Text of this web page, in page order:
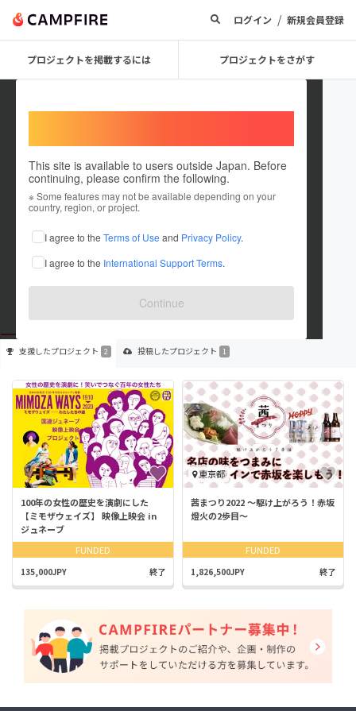
ログイン / 新規会員登録
プロジェクトを掲載するには プロジェクトをさがす
This site is available to users outside Japan. Before
continuing, please confirm the following.
※ Some features may not be available depending on your
country, region, or project.
I agree to the Terms of Use and Privacy Policy.
I agree to the International Support Terms.
Continue
fumit
これまでに2回支援して1件のプロジェクトを投稿しています
在住国：未設定
出身国：未設定
支援したプロジェクト 2 投稿したプロジェクト 1
100年の女性の歴史を演劇にした
【ミモザウェイズ】 映像上映会 in
ジュネーブ
FUNDED
135,000JPY 終了
東京都
茜まつり2022 ～駆け上がろう！赤坂
燈火の2歩目～
FUNDED
1,826,500JPY 終了